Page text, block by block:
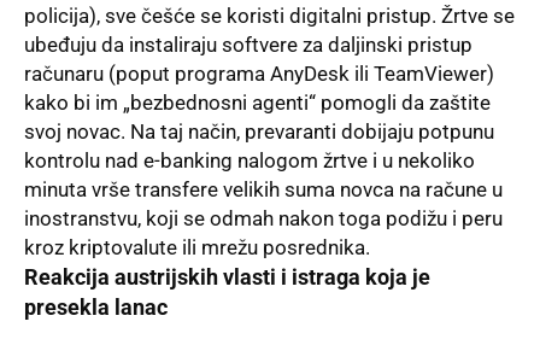
policija), sve češće se koristi digitalni pristup. Žrtve se
ubeđuju da instaliraju softvere za daljinski pristup
računaru (poput programa AnyDesk ili TeamViewer)
kako bi im „bezbednosni agenti“ pomogli da zaštite
svoj novac. Na taj način, prevaranti dobijaju potpunu
kontrolu nad e-banking nalogom žrtve i u nekoliko
minuta vrše transfere velikih suma novca na račune u
inostranstvu, koji se odmah nakon toga podižu i peru
kroz kriptovalute ili mrežu posrednika.
Reakcija austrijskih vlasti i istraga koja je
presekla lanac